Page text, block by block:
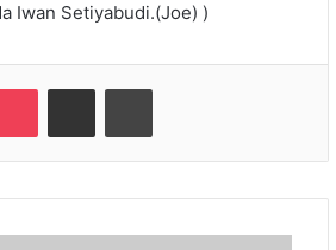
Iwan Setiyabudi.(Joe) )
Pocket Share via Email Cetak